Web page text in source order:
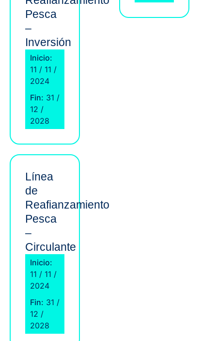
Pesca
–
Inversión
Inicio:
11 / 11 /
2024
Fin: 31 /
12 /
2028
Línea
de
Reafianzamiento
Pesca
–
Circulante
Inicio:
11 / 11 /
2024
Fin: 31 /
12 /
2028